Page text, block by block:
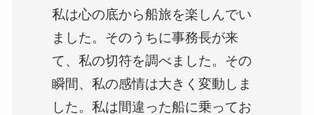
私は心の底から船旅を楽しんでい
ました。そのうちに事務長が来
て、私の切符を調べました。その
瞬間、私の感情は大きく変動しま
した。私は間違った船に乗ってお